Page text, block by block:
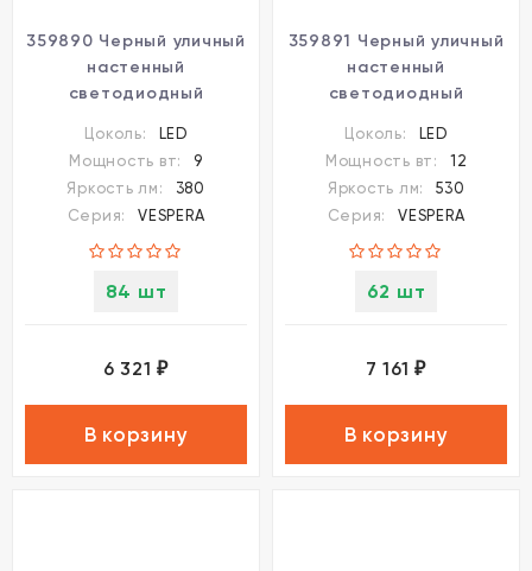
359890 Черный уличный
настенный
светодиодный
90см (с пов. плафоном)
IP54 9Вт 4000К 380Лм
CRI80 Novotech
VESPERA
Цоколь:
LED
Мощность вт:
9
Яркость лм:
380
Серия:
VESPERA
84 шт
6 321₽
В корзину
359891 Черный уличный
настенный
светодиодный
120см (с пов. плафоном)
IP54 12Вт 4000К 580Лм
CRI80 Novotech
VESPERA
Цоколь:
LED
Мощность вт:
12
Яркость лм:
530
Серия:
VESPERA
62 шт
7 161₽
В корзину